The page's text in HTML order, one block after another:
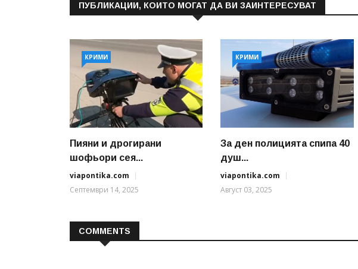
ПУБЛИКАЦИИ, КОИТО МОГАТ ДА ВИ ЗАИНТЕРЕСУВАТ
КРИМИ
Пияни и дрогирани
шофьори сея...
viapontika.com
Септември 14, 2025
КРИМИ
За ден полицията спипа 40
душ...
viapontika.com
Август 03, 2025
COMMENTS